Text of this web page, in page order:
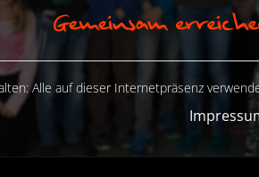
Alle auf dieser Internetpräsenz